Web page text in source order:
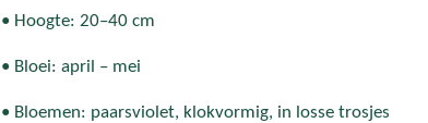
• Hoogte: 20–40 cm
• Bloei: april – mei
• Bloemen: paarsviolet, klokvormig, in losse trosjes